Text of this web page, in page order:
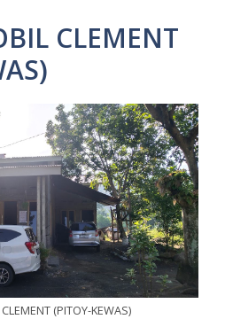
CLEMENT
(PITOY-KEWAS)